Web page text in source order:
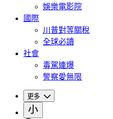
娛樂電影院
國際
川普對等關稅
全球必讀
社會
毒駕連爆
警察愛無限
更多